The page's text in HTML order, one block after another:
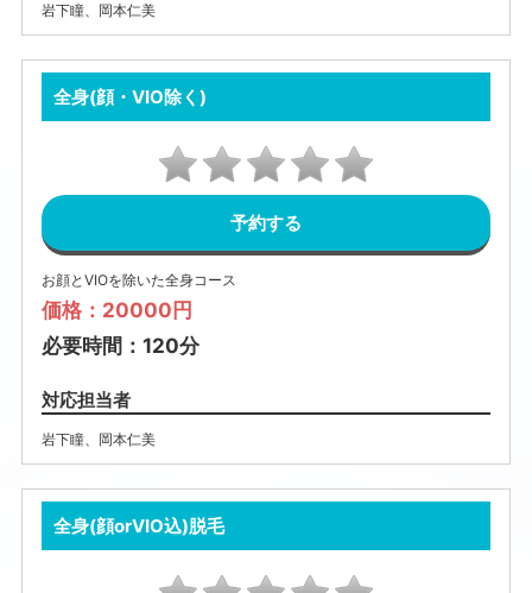
岩下瞳 岡本仁美
全身(顔・VIO除く)
予約する
お顔とVIOを除いた全身コース
価格：20000円
必要時間：120分
対応担当者
岩下瞳 岡本仁美
全身(顔orVIO込)脱毛